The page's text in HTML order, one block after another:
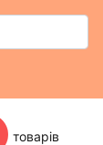
товарів